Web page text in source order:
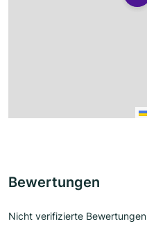
Bewertungen
Nicht verifizierte Bewertungen